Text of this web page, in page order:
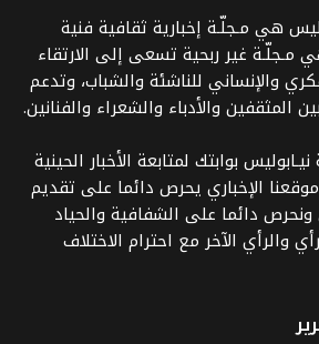
هي مـجلّـة إخبارية ثقافية فنية
مـجلّـة غير ربحية تسعى إلى الارتقاء
والإنساني للناشئة والشباب، وتدعم
المثقفين والأدباء والشعراء والفنانين.
بوابتك لمتابعة الأخبار الحينية
الإخباري يحرص دائما على تقديم
دائما على الشفافية والحياد
والرأي الآخر مع احترام الاختلاف